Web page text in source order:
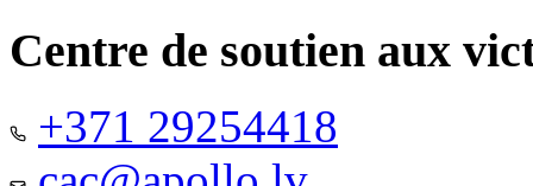
Centre de soutien aux
+371 29254418